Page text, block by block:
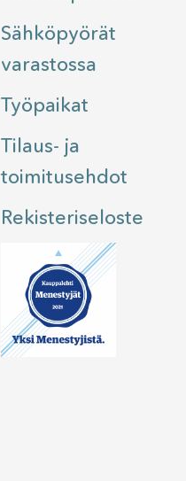
Sähköpyörät
varastossa
Työpaikat
Tilaus- ja
toimitusehdot
Rekisteriseloste